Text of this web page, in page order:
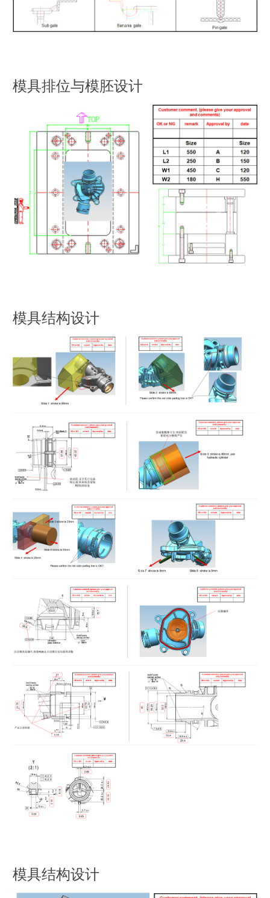
模具排位与模胚设计
模具结构设计
模具结构设计